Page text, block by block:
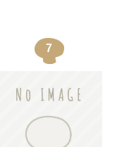
7